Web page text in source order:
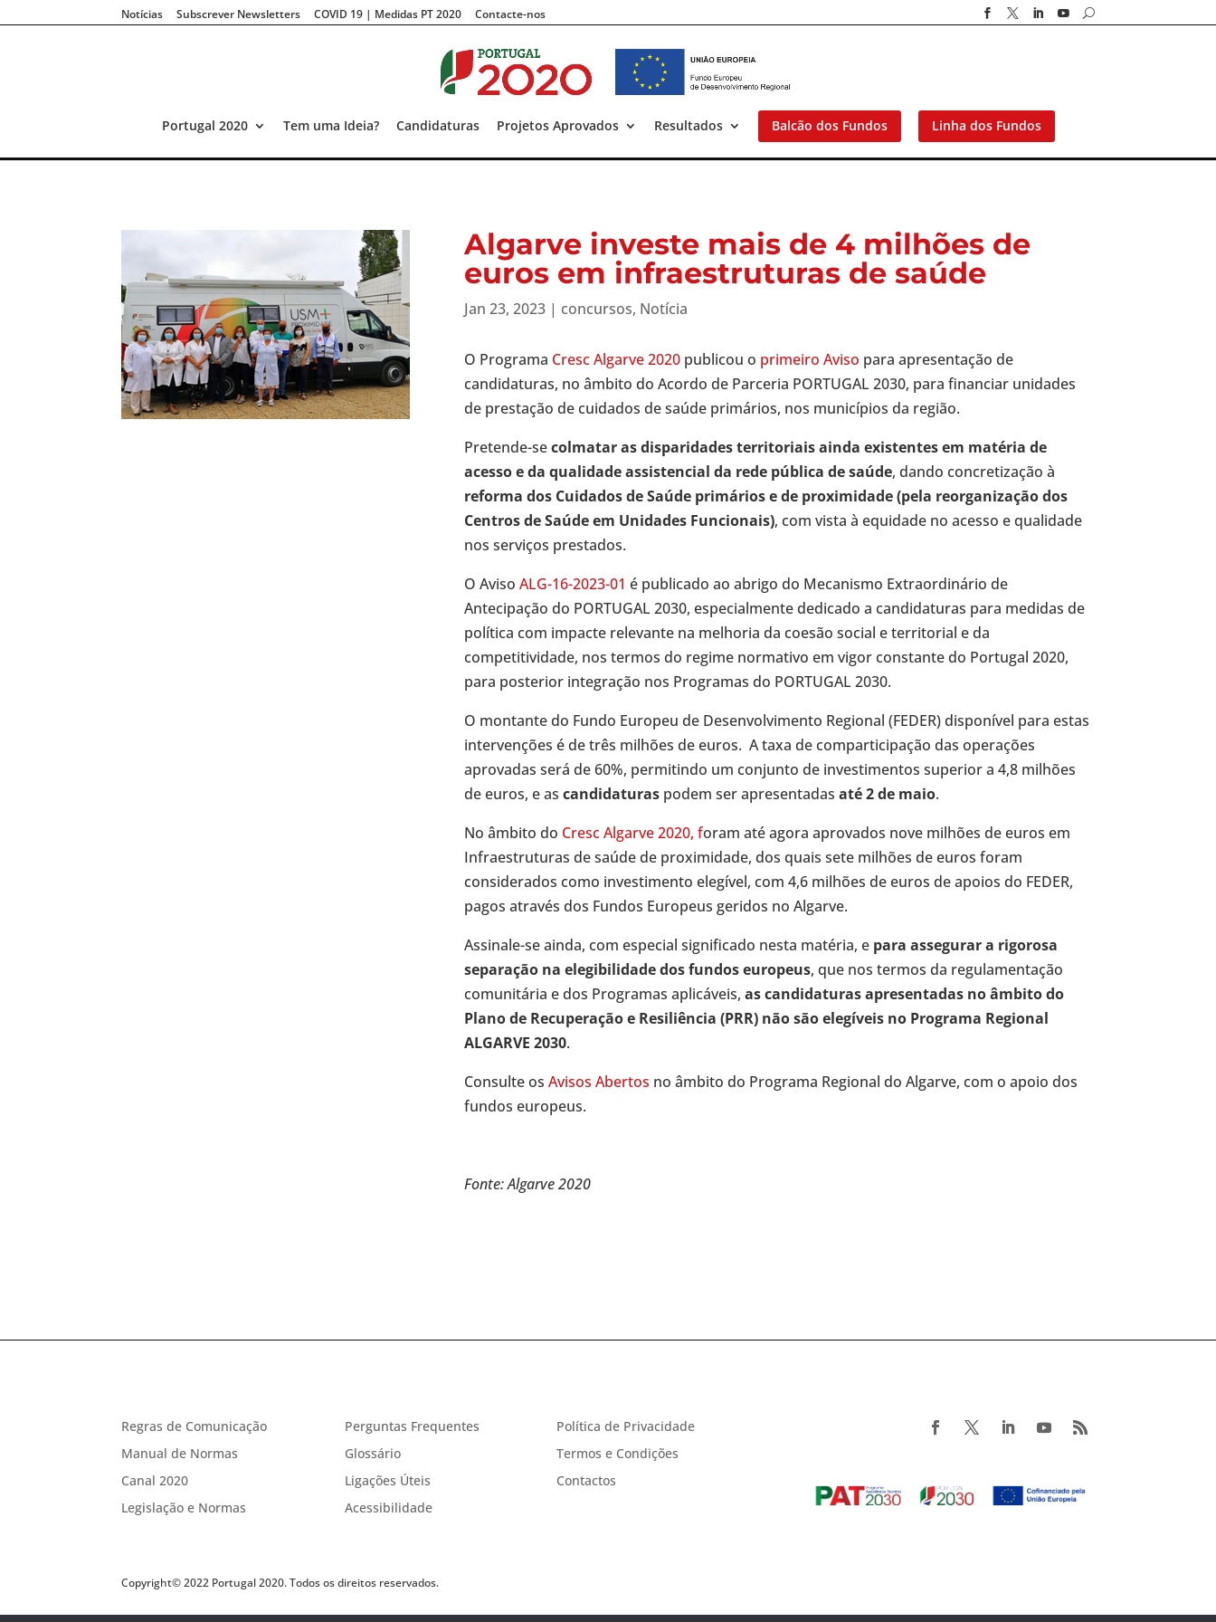
Notícias Subscrever Newsletters COVID 19 | Medidas PT 2020 Contacte-nos     U
Portugal 2020 Tem uma Ideia? Candidaturas Projetos Aprovados Resultados Balcão dos Fundos Linha dos Fundos
Algarve investe mais de 4 milhões de
euros em infraestruturas de saúde
Jan 23, 2023| concursos, Notícia
O Programa Cresc Algarve 2020publicou o primeiro Aviso para apresentação de
candidaturas, no âmbito do Acordo de Parceria PORTUGAL 2030, para financiar unidades
de prestação de cuidados de saúde primários, nos municípios da região.
Pretende-secolmatar as disparidades territoriais ainda existentes em matéria de
acesso e da qualidade assistencial da rede pública de saúde, dando concretização à
reforma dos Cuidados de Saúde primários e de proximidade (pela reorganização dos
Centros de Saúde em Unidades Funcionais), com vista à equidade no acesso e qualidade
nos serviços prestados.
O Aviso ALG-16-2023-01 é publicado ao abrigo do Mecanismo Extraordinário de
Antecipação do PORTUGAL 2030, especialmente dedicado a candidaturas para medidas de
política com impacte relevante na melhoria da coesão social e territorial e da
competitividade, nos termos do regime normativo em vigor constante do Portugal 2020,
para posterior integração nos Programas do PORTUGAL 2030.
O montante do Fundo Europeu de Desenvolvimento Regional (FEDER) disponível para estas
intervenções é de três milhões de euros. A taxa de comparticipação das operações
aprovadas será de 60%, permitindo um conjunto de investimentos superior a 4,8 milhões
de euros, e as candidaturaspodem ser apresentadas até 2 de maio.
No âmbito do Cresc Algarve 2020, foram até agora aprovados nove milhões de euros em
Infraestruturas de saúde de proximidade, dos quais sete milhões de euros foram
considerados como investimento elegível, com 4,6 milhões de euros de apoios do FEDER,
pagos através dos Fundos Europeus geridos no Algarve.
Assinale-se ainda, com especial significado nesta matéria, e para assegurar a rigorosa
separação na elegibilidade dos fundos europeus, que nos termos da regulamentação
comunitária e dos Programas aplicáveis, as candidaturas apresentadas no âmbito do
Plano de Recuperação e Resiliência (PRR) não são elegíveis no Programa Regional
ALGARVE 2030.
Consulte os Avisos Abertos no âmbito do Programa Regional do Algarve, com o apoio dos
fundos europeus.
Fonte: Algarve 2020
Regras de Comunicação
Manual de Normas
Canal 2020
Legislação e Normas
Perguntas Frequentes
Glossário
Ligações Úteis
Acessibilidade
Política de Privacidade
Termos e Condições
Contactos
Copyright© 2022 Portugal 2020. Todos os direitos reservados.